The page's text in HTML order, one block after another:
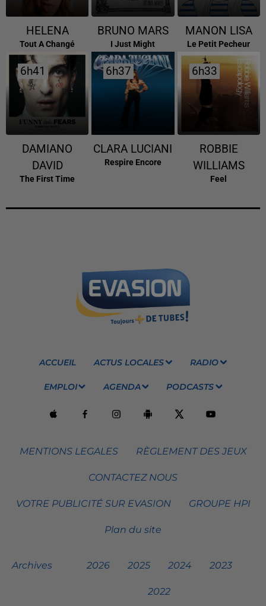
HELENA
Tout A Changé
BRUNO MARS
I Just Might
MANON LISA
Le Petit Pecheur
6h41
6h41
DAMIANO
DAVID
The First Time
6h37
6h37
CLARA LUCIANI
Respire Encore
6h33
6h33
ROBBIE
WILLIAMS
Feel
ACCUEIL ACTUS LOCALES RADIO
EMPLOI AGENDA PODCASTS
MENTIONS LEGALES RÈGLEMENT DES JEUX
CONTACTEZ NOUS
VOTRE PUBLICITÉ SUR EVASION GROUPE HPI
Plan du site
Archives 2026 2025 2024 2023
2022